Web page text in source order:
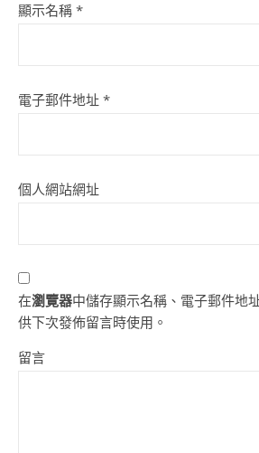
顯示名稱 *
電子郵件地址 *
個人網站網址
在瀏覽器中儲存顯示名稱、電子郵件地
供下次發佈留言時使用。
留言